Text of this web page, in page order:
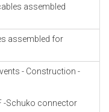
assembled
assembled for
- Construction -
-Schuko connector